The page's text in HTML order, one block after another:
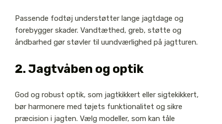
Passende fodtøj understøtter lange jagtdage og
forebygger skader. Vandtæthed, greb, støtte og
åndbarhed gør støvler til uundværlighed på jagtturen.
2. Jagtvåben og optik
God og robust optik, som jagtkikkert eller sigtekikkert,
bør harmonere med tøjets funktionalitet og sikre
præcision i jagten. Vælg modeller, som kan tåle